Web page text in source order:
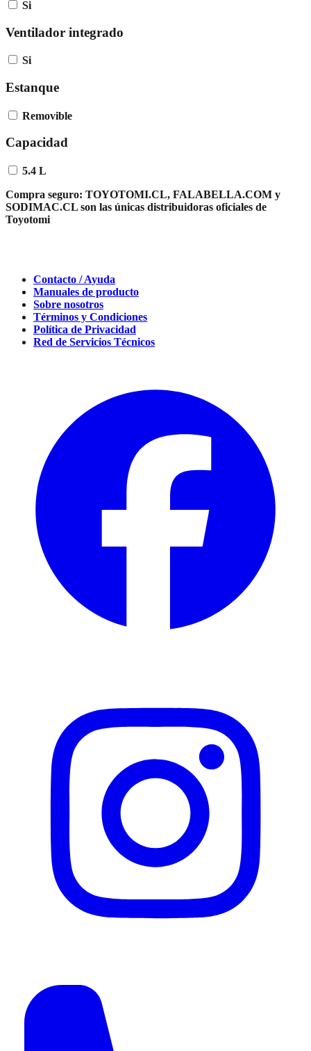
Si
Ventilador integrado
Si
Estanque
Removible
Capacidad
5.4 L
Compra seguro: TOYOTOMI.CL, FALABELLA.COM y
SODIMAC.CL son las únicas distribuidoras oficiales de
Toyotomi
Contacto / Ayuda
Manuales de producto
Sobre nosotros
Términos y Condiciones
Política de Privacidad
Red de Servicios Técnicos